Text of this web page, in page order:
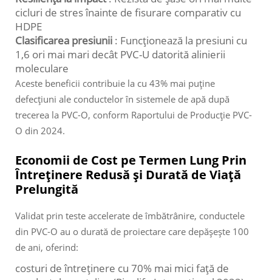
cicluri de stres înainte de fisurare comparativ cu
HDPE
Clasificarea presiunii : Funcționează la presiuni cu
1,6 ori mai mari decât PVC-U datorită alinierii
moleculare
Aceste beneficii contribuie la cu 43% mai puține
defecțiuni ale conductelor în sistemele de apă după
trecerea la PVC-O, conform Raportului de Producție PVC-
O din 2024.
Economii de Cost pe Termen Lung Prin
Întreținere Redusă și Durată de Viață
Prelungită
Validat prin teste accelerate de îmbătrânire, conductele
din PVC-O au o durată de proiectare care depășește 100
de ani, oferind:
costuri de întreținere cu 70% mai mici față de